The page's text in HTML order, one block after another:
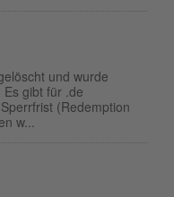
und wurde
gibt für .de
(Redemption
w...